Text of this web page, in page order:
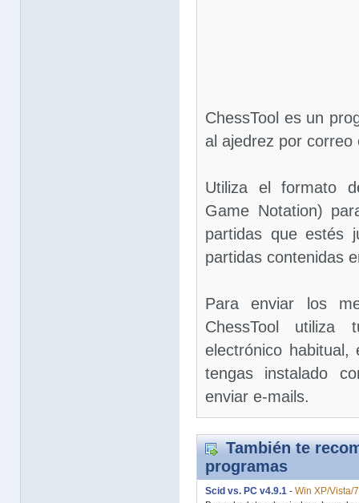
ChessTool es un
al ajedrez por correo
Utiliza el formato
Game Notation)
partidas que estés
partidas contenidas
Para enviar los
ChessTool utiliza
electrónico
tengas instalado
enviar e-mails.
También te
programas
Scid vs. PC v4.9.1 - Win XP/Vista/7